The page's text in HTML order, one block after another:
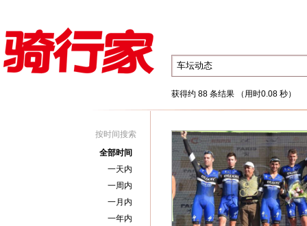
获得约 88 条结果 （用时0.08 秒）
按时间搜索
全部时间
一天内
一周内
一月内
一年内